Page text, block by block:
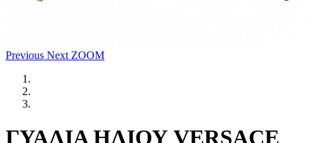
Previous Next ZOOM
ΓΥΑΛΙΑ ΗΛΙΟΥ VERSACE